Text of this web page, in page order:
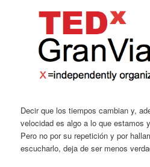
Decir que los tiempos cambian y,
velocidad es algo a lo que estamos
Pero no por su repetición y por
escucharlo, deja de ser menos